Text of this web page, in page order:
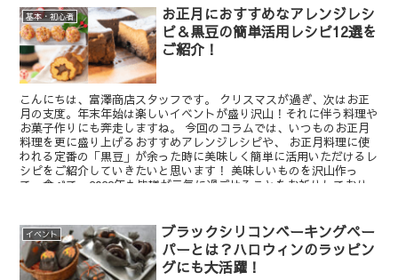
基本・初心者
お正月におすすめなアレンジレシ
ピ＆黒豆の簡単活用レシピ12選を
ご紹介！
こんにちは、富澤商店スタッフです。 クリスマスが過ぎ、次はお正
月の支度。年末年始は楽しいイベントが盛り沢山！それに伴う料理や
お菓子作りにも奔走しますね。 今回のコラムでは、いつものお正月
料理を更に盛り上げるおすすめアレンジレシピや、 お正月料理に使
われる定番の「黒豆」が余った時に美味しく簡単に活用いただけるレ
シピをご紹介していきたいと思います！ 美味しいものを沢山作っ
て、食べて、2026年も皆様が元気に過ごせることをお祈りしており
イベント
ブラックシリコンベーキングペー
パーとは？ハロウィンのラッピン
グにも大活躍！